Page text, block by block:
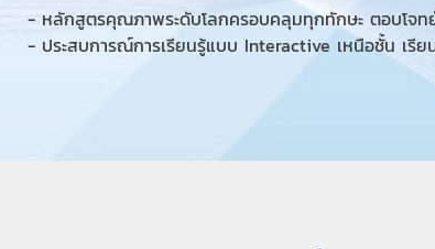
- หลักสูตรคุณภาพระดับโลกครอบคลุมทุกทักษะ ตอบโจทย์
- ประสบการณ์การเรียนรู้แบบ Interactive เหนือชั้น เรีย